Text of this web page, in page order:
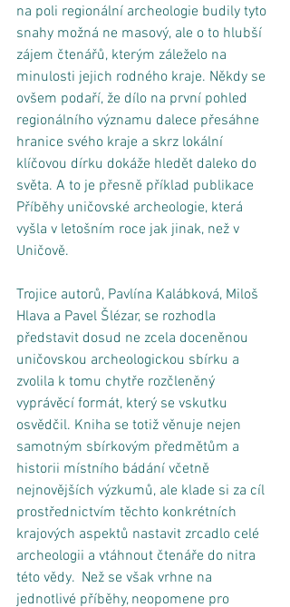
na poli regionální archeologie budily tyto
snahy možná ne masový, ale o to hlubší
zájem čtenářů, kterým záleželo na
minulosti jejich rodného kraje. Někdy se
ovšem podaří, že dílo na první pohled
regionálního významu dalece přesáhne
hranice svého kraje a skrz lokální
klíčovou dírku dokáže hledět daleko do
světa. A to je přesně příklad publikace
Příběhy uničovské archeologie, která
vyšla v letošním roce jak jinak, než v
Uničově.
Trojice autorů, Pavlína Kalábková, Miloš
Hlava a Pavel Šlézar, se rozhodla
představit dosud ne zcela doceněnou
uničovskou archeologickou sbírku a
zvolila k tomu chytře rozčleněný
vyprávěcí formát, který se vskutku
osvědčil. Kniha se totiž věnuje nejen
samotným sbírkovým předmětům a
historii místního bádání včetně
nejnovějších výzkumů, ale klade si za cíl
prostřednictvím těchto konkrétních
krajových aspektů nastavit zrcadlo celé
archeologii a vtáhnout čtenáře do nitra
této vědy.  Než se však vrhne na
jednotlivé příběhy, neopomene pro